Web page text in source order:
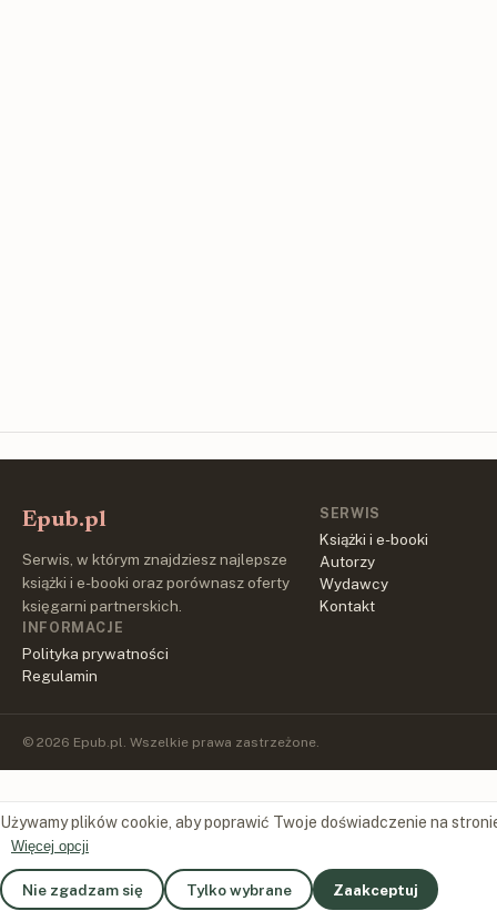
Epub.pl
Serwis, w którym znajdziesz najlepsze
książki i e-booki oraz porównasz oferty
księgarni partnerskich.
SERWIS
Książki i e-booki
Autorzy
Wydawcy
Kontakt
INFORMACJE
Polityka prywatności
Regulamin
© 2026 Epub.pl. Wszelkie prawa zastrzeżone.
Używamy plików cookie, aby poprawić Twoje doświadczenie na
Więcej opcji
Nie zgadzam się Tylko wybrane Zaakceptuj